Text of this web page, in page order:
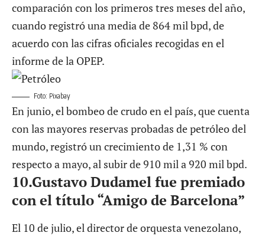
comparación con los primeros tres meses del año,
cuando registró una media de 864 mil bpd, de
acuerdo con las cifras oficiales recogidas en el
informe de la OPEP.
Foto: Pixabay
En junio, el bombeo de crudo en el país, que cuenta
con las mayores reservas probadas de petróleo del
mundo, registró un crecimiento de 1,31 % con
respecto a mayo, al subir de 910 mil a 920 mil bpd.
10.Gustavo Dudamel fue premiado
con el título “Amigo de Barcelona”
El 10 de julio, el director de orquesta venezolano,